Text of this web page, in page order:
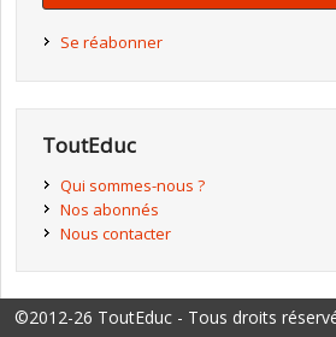
Se réabonner
ToutEduc
Qui sommes-nous ?
Nos abonnés
Nous contacter
©2012-26 ToutEduc - Tous droits